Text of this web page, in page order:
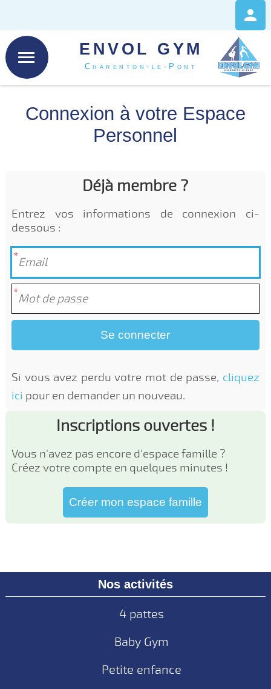
ENVOL GYM
Charenton-le-Pont
Connexion à votre Espace
Personnel
Déjà membre ?
Entrez vos informations de connexion ci-
dessous :
Se connecter
Si vous avez perdu votre mot de passe, cliquez
ici pour en demander un nouveau.
Inscriptions ouvertes !
Vous n'avez pas encore d'espace famille ?
Créez votre compte en quelques minutes !
Créer mon espace famille
Nos activités
4 pattes
Baby Gym
Petite enfance